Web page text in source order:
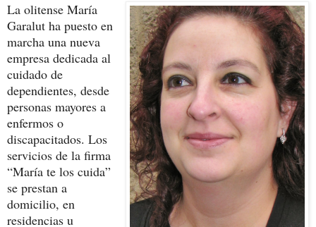
La olitense María
Garalut ha puesto en
marcha una nueva
empresa dedicada al
cuidado de
dependientes, desde
personas mayores a
enfermos o
discapacitados. Los
servicios de la firma
“María te los cuida”
se prestan a
domicilio, en
residencias u